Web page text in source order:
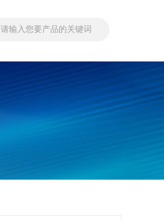
请输入您要产品的关键词